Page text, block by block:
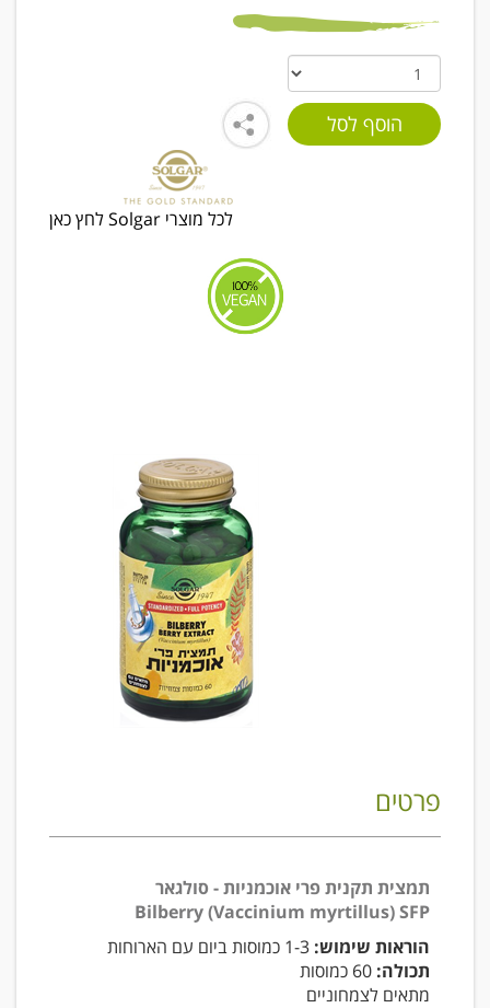
לכל מוצרי Solgar לחץ כאן
פרטים
תמצית תקנית פרי אוכמניות - סולגאר
Bilberry (Vaccinium myrtillus) SFP
הוראות שימוש:
תכולה: 60 כמוסות
מתאים לצמחוניים